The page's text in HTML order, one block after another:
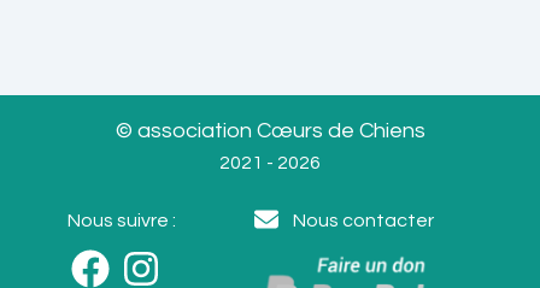
© association Cœurs de Chiens
2021 - 2026
Nous suivre : Nous contacter